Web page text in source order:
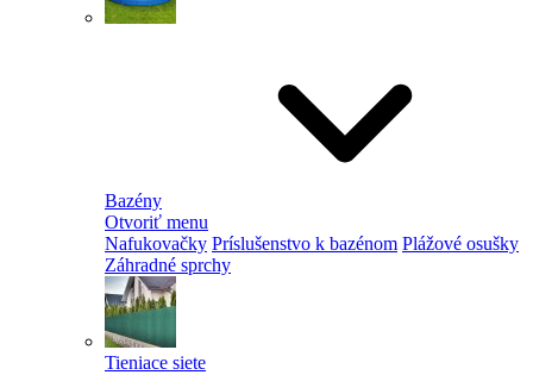
Bazény
Otvoriť menu
Nafukovačky Príslušenstvo k bazénom Plážové osušky
Záhradné sprchy
Tieniace siete